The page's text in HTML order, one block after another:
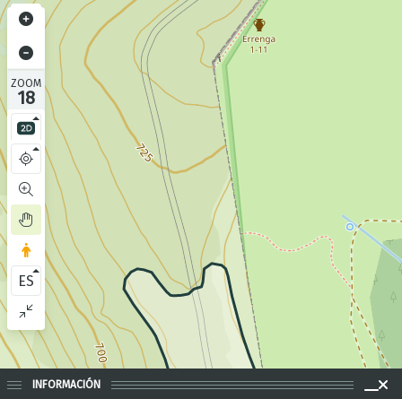
ZOOM
18
ES
INFORMACIÓN